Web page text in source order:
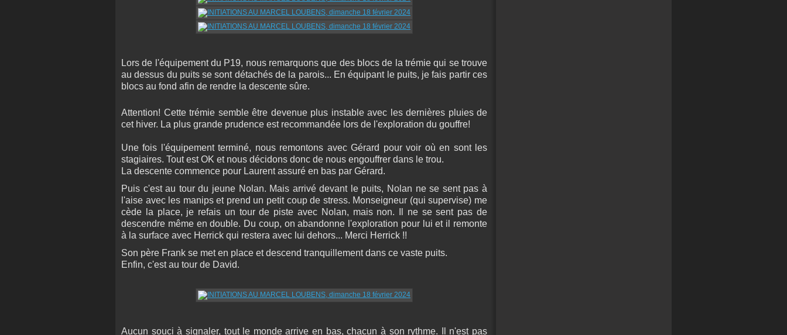
Lors de l'équipement du P19, nous remarquons que des blocs de la trémie qui se trouve
au dessus du puits se sont détachés de la parois... En équipant le puits, je fais partir ces
blocs au fond afin de rendre la descente sûre.
Attention! Cette trémie semble être devenue plus instable avec les dernières pluies de
cet hiver. La plus grande prudence est recommandée lors de l'exploration du gouffre!
Une fois l'équipement terminé, nous remontons avec Gérard pour voir où en sont les
stagiaires. Tout est OK et nous décidons donc de nous engouffrer dans le trou.
La descente commence pour Laurent assuré en bas par Gérard.
Puis c'est au tour du jeune Nolan. Mais arrivé devant le puits, Nolan ne se sent pas à
l'aise avec les manips et prend un petit coup de stress. Monseigneur (qui supervise) me
cède la place, je refais un tour de piste avec Nolan, mais non. Il ne se sent pas de
descendre même en double. Du coup, on abandonne l'exploration pour lui et il remonte
à la surface avec Herrick qui restera avec lui dehors... Merci Herrick !!
Son père Frank se met en place et descend tranquillement dans ce vaste puits.
Enfin, c'est au tour de David.
Aucun souci à signaler, tout le monde arrive en bas, chacun à son rythme. Il n'est pas